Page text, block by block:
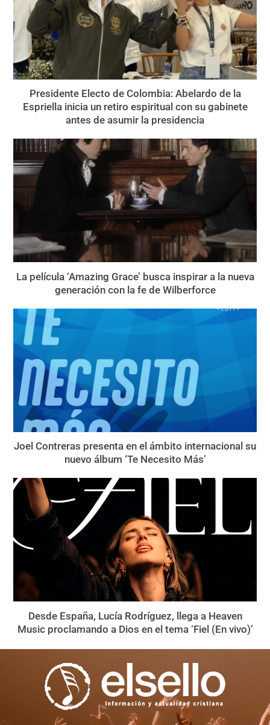
Presidente Electo de Colombia: Abelardo de la
Espriella inicia un retiro espiritual con su gabinete
antes de asumir la presidencia
La película ‘Amazing Grace’ busca inspirar a la nueva
generación con la fe de Wilberforce
Joel Contreras presenta en el ámbito internacional su
nuevo álbum ‘Te Necesito Más’
Desde España, Lucía Rodríguez, llega a Heaven
Music proclamando a Dios en el tema ‘Fiel (En vivo)’